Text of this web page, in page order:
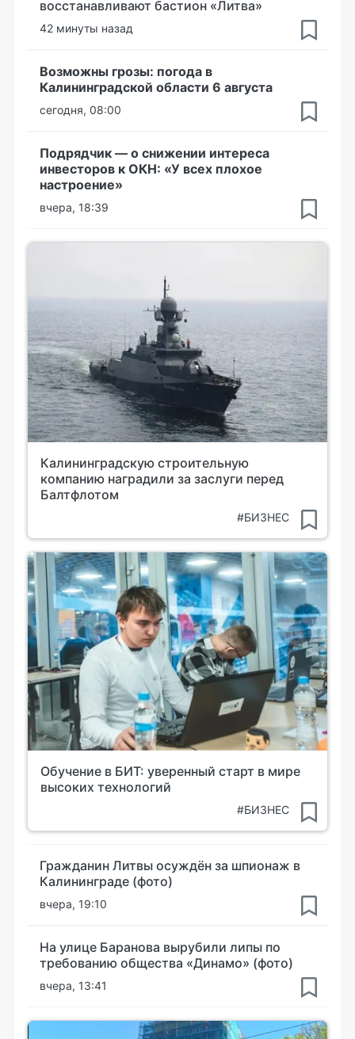
восстанавливают бастион «Литва»
42 минуты назад
Возможны грозы: погода в
Калининградской области 6 августа
сегодня, 08:00
Подрядчик — о снижении интереса
инвесторов к ОКН: «У всех плохое
настроение»
вчера, 18:39
Калининградскую строительную
компанию наградили за заслуги перед
Балтфлотом
#БИЗНЕС
Обучение в БИТ: уверенный старт в мире
высоких технологий
#БИЗНЕС
Гражданин Литвы осуждён за шпионаж в
Калининграде (фото)
вчера, 19:10
На улице Баранова вырубили липы по
требованию общества «Динамо» (фото)
вчера, 13:41